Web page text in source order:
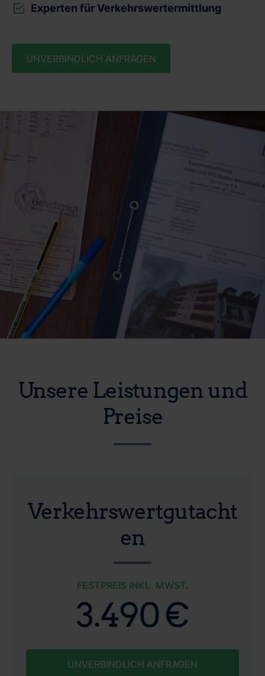
Experten für Verkehrswertermittlung
UNVERBINDLICH ANFRAGEN
Unsere Leistungen und
Preise
Verkehrswertgutacht
en
FESTPREIS INKL. MWST.
3.490 €
UNVERBINDLICH ANFRAGEN